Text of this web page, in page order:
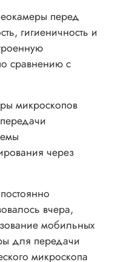
перед
гигиеничность и
сравнению с
микроскопов
через
вчера,
мобильных
для передачи
микроскопа